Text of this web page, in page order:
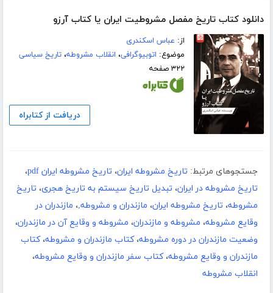
دانلود کتاب تاریخ مفصل مشروطیت ایران یا کتاب آرزو
از: عباس اسکندری
موضوع: اتوبیوگرافی، انقلاب مشروطه،تاریخ سیاسی
۳۲۲ صفحه
دریافت از کتابراه
جستجوهای مرتبط: تاریخ مشروطه ایران، تاریخ مشروطه ایران pdf
،
تاریخ مشروطه در ایران، تبدیل تاریخ سیستم به تاریخ هجری، تاریخ
مشروطه، تاریخ مشروطه ایران، مازندران و مشروطه,، مازندران در
وقایع مشروطه، مشروطه و مازندران، مشروطه و وقایع آن در مازندران،
وضعیت مازندران در دوره مشروطه،کتاب مازندران و مشروطه،کتاب
مازندران و وقایع مشروطه،کتاب سفر مازندران و وقایع مشروطه،
انقلاب مشروطه